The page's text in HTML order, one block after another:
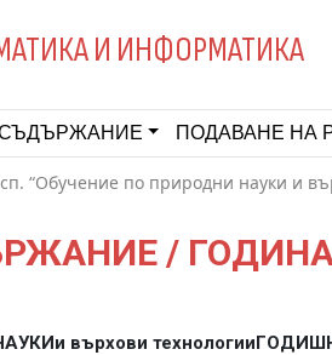
И ИНФОРМАТИКА
ПОДАВАНЕ НА
“Обучение по природни науки и
/ ГОДИНА
и върхови технологии